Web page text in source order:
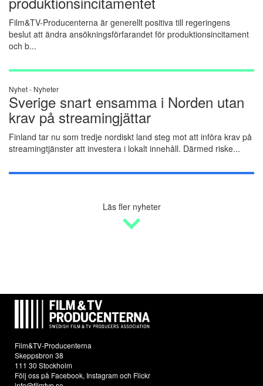
Film&TV-Producenterna är generellt positiva till regeringens
beslut att ändra ansökningsförfarandet för produktionsincitament
och b...
Nyhet - Nyheter
Sverige snart ensamma i Norden utan
krav på streamingjättar
Finland tar nu som tredje nordiskt land steg mot att införa krav på
streamingtjänster att investera i lokalt innehåll. Därmed riske...
Läs fler nyheter
Film&TV-Producenterna
Skeppsbron 38
111 30 Stockholm
Följ oss på Facebook, Instagramoch Flickr